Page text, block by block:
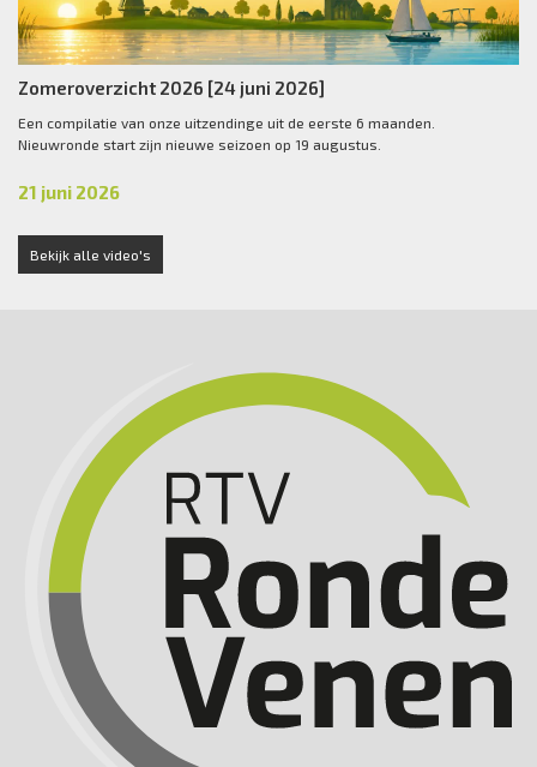
Zomeroverzicht 2026 [24 juni 2026]
Een compilatie van onze uitzendinge uit de eerste 6 maanden.
Nieuwronde start zijn nieuwe seizoen op 19 augustus.
21 juni 2026
Bekijk alle video's